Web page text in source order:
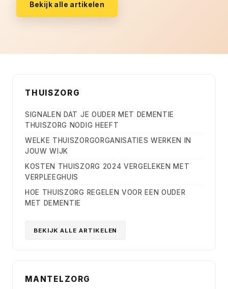
Bekijk alle artikelen
THUISZORG
SIGNALEN DAT JE OUDER MET DEMENTIE
THUISZORG NODIG HEEFT
WELKE THUISZORGORGANISATIES WERKEN IN
JOUW WIJK
KOSTEN THUISZORG 2024 VERGELEKEN MET
VERPLEEGHUIS
HOE THUISZORG REGELEN VOOR EEN OUDER
MET DEMENTIE
BEKIJK ALLE ARTIKELEN
MANTELZORG